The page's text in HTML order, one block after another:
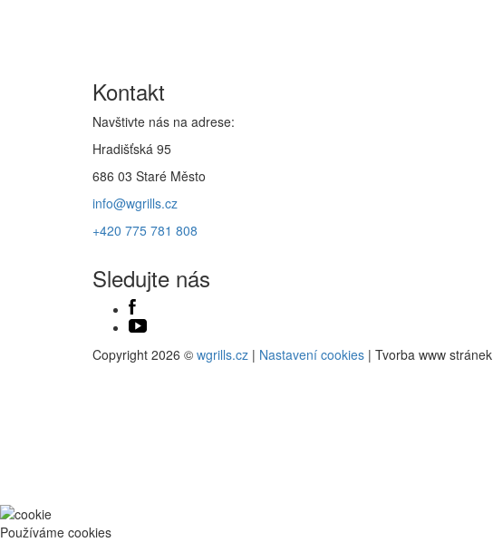
Kontakt
Navštivte nás na adrese:
Hradišťská 95
686 03 Staré Město
info@wgrills.cz
+420 775 781 808
Sledujte nás
Copyright 2026 © wgrills.cz | Nastavení cookies | Tvorba www stránek
Používáme cookies